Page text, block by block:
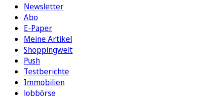
Newsletter
Abo
E-Paper
Meine Artikel
Shoppingwelt
Push
Testberichte
Immobilien
Jobbörse